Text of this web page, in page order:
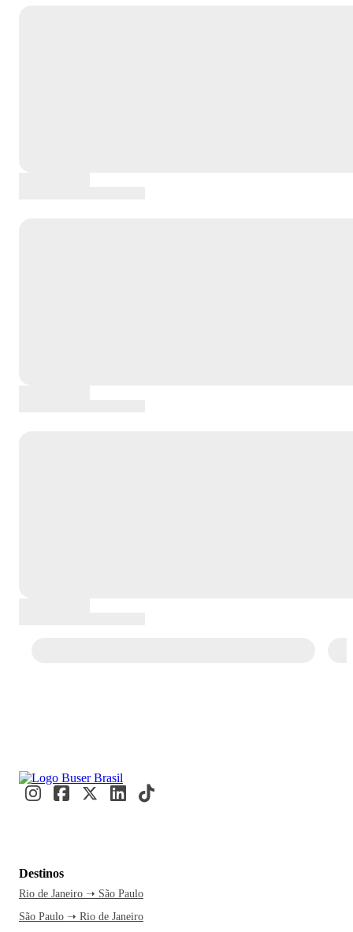
Destinos
Rio de Janeiro ➝ São Paulo
São Paulo ➝ Rio de Janeiro